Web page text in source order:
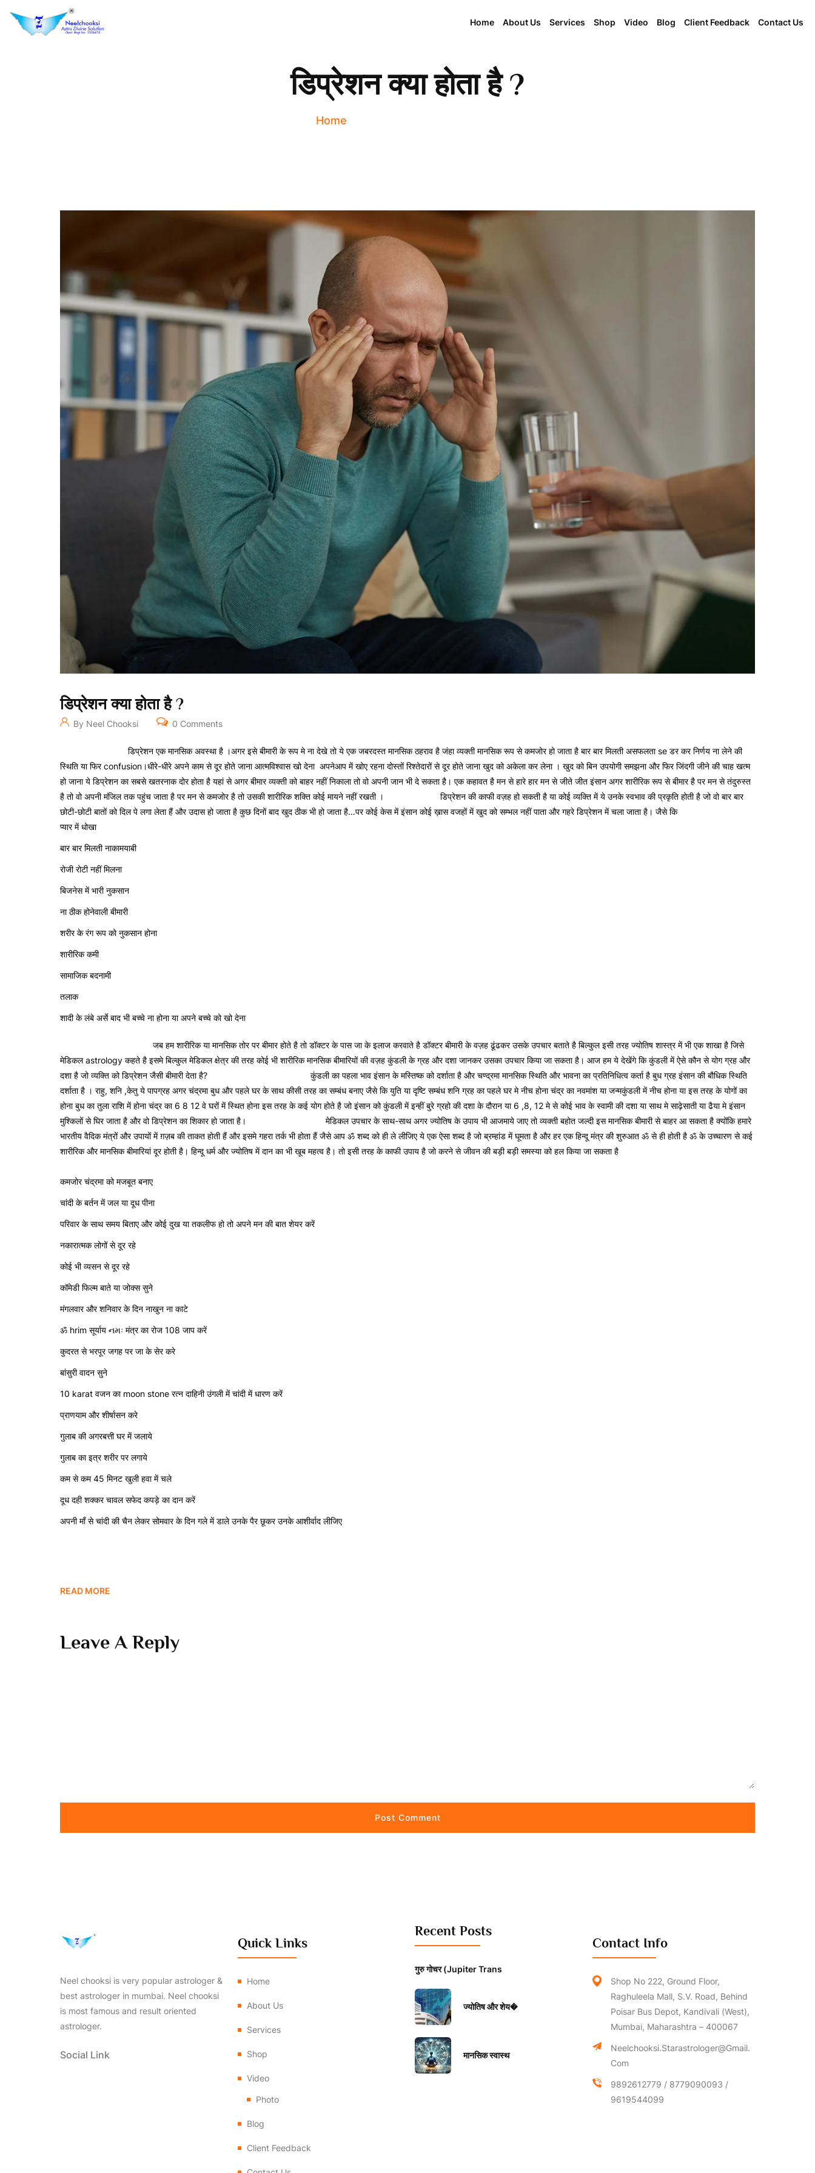
Home About Us Services Shop Video Blog Client Feedback Contact Us
डिप्रेशन क्या होता है ?
Home
डिप्रेशन क्या होता है ?
By Neel Chooksi 0 Comments
डिप्रेशन एक मानसिक अवस्था है ।अगर इसे बीमारी के रूप मे ना देखे तो ये एक जबरदस्त मानसिक ठहराव है जंहा व्यक्ती मानसिक रूप से कमजोर हो जाता है बार बार मिलती असफलता se डर कर निर्णय ना लेने की
स्थिति या फिर confusion।धीरे-धीरे अपने काम से दूर होते जाना आत्मविश्वास खो देना अपनेआप में खोए रहना दोस्तों रिश्तेदारों से दूर होते जाना खुद को अकेला कर लेना । खुद को बिन उपयोगी समझना और फिर जिंदगी जीने की चाह खत्म
हो जाना ये डिप्रेशन का सबसे खतरनाक दोर होता है यहां से अगर बीमार व्यक्ती को बाहर नहीं निकाला तो वो अपनी जान भी दे सकता है। एक कहावत है मन से हारे हार मन से जीते जीत इंसान अगर शारीरिक रूप से बीमार है पर मन से तंदुरुस्त
है तो वो अपनी मंजिल तक पहुंच जाता है पर मन से कमजोर है तो उसकी शारीरिक शक्ति कोई मायने नहीं रखती ।
डिप्रेशन की काफी वज़ह हो सकती है या कोई व्यक्ति में ये उनके स्वभाव की प्रकृति होती है जो वो बार बार
छोटी-छोटी बातों को दिल पे लगा लेता हैं और उदास हो जाता है कुछ दिनों बाद खुद ठीक भी हो जाता है…पर कोई केस में इंसान कोई ख़ास वजहों में खुद को सम्भल नहीं पाता और गहरे डिप्रेशन में चला जाता है। जैसे कि
प्यार में धोखा
बार बार मिलती नाकामयाबी
रोजी रोटी नहीं मिलना
बिजनेस में भारी नुकसान
ना ठीक होनेवाली बीमारी
शरीर के रंग रूप को नुकसान होना
शारीरिक कमी
सामाजिक बदनामी
तलाक
शादी के लंबे अर्से बाद भी बच्चे ना होना या अपने बच्चे को खो देना
जब हम शारीरिक या मानसिक तोर पर बीमार होते है तो डॉक्टर के पास जा के इलाज करवाते है डॉक्टर बीमारी के वज़ह ढूंढकर उसके उपचार बताते है बिल्कुल इसी तरह ज्योतिष शास्त्र में भी एक शाखा है जिसे
मेडिकल astrology कहते है इसमे बिल्कुल मेडिकल क्षेत्र की तरह कोई भी शारीरिक मानसिक बीमारियों की वज़ह कुंडली के ग्रह और दशा जानकर उसका उपचार किया जा सकता है। आज हम ये देखेंगे कि कुंडली में ऐसे कौन से योग ग्रह और
दशा है जो व्यक्ति को डिप्रेशन जैसी बीमारी देता है?
कुंडली का पहला भाव इंसान के मस्तिष्क को दर्शाता है और चण्द्रमा मानसिक स्थिति और भावना का प्रतिनिधित्व कर्ता है बुध ग्रह इंसान की बौधिक स्थिति
दर्शाता है । राहु, शनि ,केतु ये पापग्रह अगर चंद्रमा बुध और पहले घर के साथ कीसी तरह का सम्बंध बनाए जैसे कि युति या दृष्टि सम्बंध शनि ग्रह का पहले घर मे नीच होना चंद्र का नवमांश या जन्मकुंडली में नीच होना या इस तरह के योगों का
होना बुध का तुला राशि में होना चंद्र का 6 8 12 वे घरों में स्थित होना इस तरह के कई योग होते है जो इंसान को कुंडली में इन्हीं बुरे ग्रहो की दशा के दौरान या 6 ,8, 12 मे से कोई भाव के स्वामी की दशा या साथ मे साढ़ेसाती या ढैया मे इंसान
मुश्किलों से घिर जाता है और वो डिप्रेशन का शिकार हो जाता है।
मेडिकल उपचार के साथ-साथ अगर ज्योतिष के उपाय भी आजमाये जाए तो व्यक्ती बहोत जल्दी इस मानसिक बीमारी से बाहर आ सकता है क्योंकि हमारे
भारतीय वैदिक मंत्रों और उपायों में ग़ज़ब की ताकत होती हैं और इसमे गहरा तर्क भी होता हैं जैसे आप ॐ शब्द को ही ले लीजिए ये एक ऐसा शब्द है जो ब्रम्हांड में घूमता है और हर एक हिन्दू मंत्र की शुरुआत ॐ से ही होती है ॐ के उच्चारण से कई
शारीरिक और मानसिक बीमारियां दूर होती है। हिन्दू धर्म और ज्योतिष में दान का भी खूब महत्व है। तो इसी तरह के काफी उपाय है जो करने से जीवन की बड़ी बड़ी समस्या को हल किया जा सकता है
कमजोर चंद्रमा को मजबूत बनाए
चांदी के बर्तन में जल या दूध पीना
परिवार के साथ समय बिताए और कोई दुख या तकलीफ हो तो अपने मन की बात शेयर करें
नकारात्मक लोगों से दूर रहे
कोई भी व्यसन से दूर रहे
कॉमेडी फिल्म बाते या जोक्स सुने
मंगलवार और शनिवार के दिन नाखुन ना काटे
ॐ hrim सूर्याय નમઃ मंत्र का रोज 108 जाप करें
कुदरत से भरपूर जगह पर जा के सेर करे
बांसुरी वादन सुने
10 karat वजन का moon stone रत्न दाहिनी उंगली में चांदी में धारण करें
प्राणयाम और शीर्षासन करे
गुलाब की अगरबत्ती घर में जलाये
गुलाब का इत्र शरीर पर लगाये
कम से कम 45 मिनट खुली हवा में चले
दूध दही शक्कर चावल सफेद कपड़े का दान करें
अपनी माँ से चांदी की चैन लेकर सोमवार के दिन गले में डाले उनके पैर छूकर उनके आशीर्वाद लीजिए
READ MORE
Leave A Reply
Neel chooksi is very popular astrologer &
best astrologer in mumbai. Neel chooksi
is most famous and result oriented
astrologer.
Social Link
Quick Links
Home
About Us
Services
Shop
Video
Photo
Blog
Client Feedback
Recent Posts
गुरु गोचर (Jupiter Trans
ज्योतिष और शेय�
मानसिक स्वास्थ
Contact Info
Shop No 222, Ground Floor,
Raghuleela Mall, S.V. Road, Behind
Poisar Bus Depot, Kandivali (West),
Mumbai, Maharashtra – 400067
Neelchooksi.starastrologer@gmail.
Com
9892612779 / 8779090093 /
9619544099